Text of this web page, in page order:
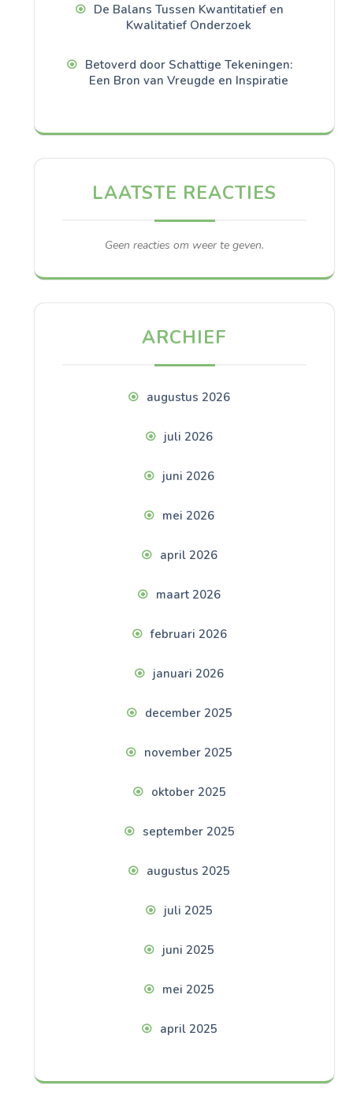
De Balans Tussen Kwantitatief en
Kwalitatief Onderzoek
Betoverd door Schattige Tekeningen:
Een Bron van Vreugde en Inspiratie
LAATSTE REACTIES
Geen reacties om weer te geven.
ARCHIEF
augustus 2026
juli 2026
juni 2026
mei 2026
april 2026
maart 2026
februari 2026
januari 2026
december 2025
november 2025
oktober 2025
september 2025
augustus 2025
juli 2025
juni 2025
mei 2025
april 2025